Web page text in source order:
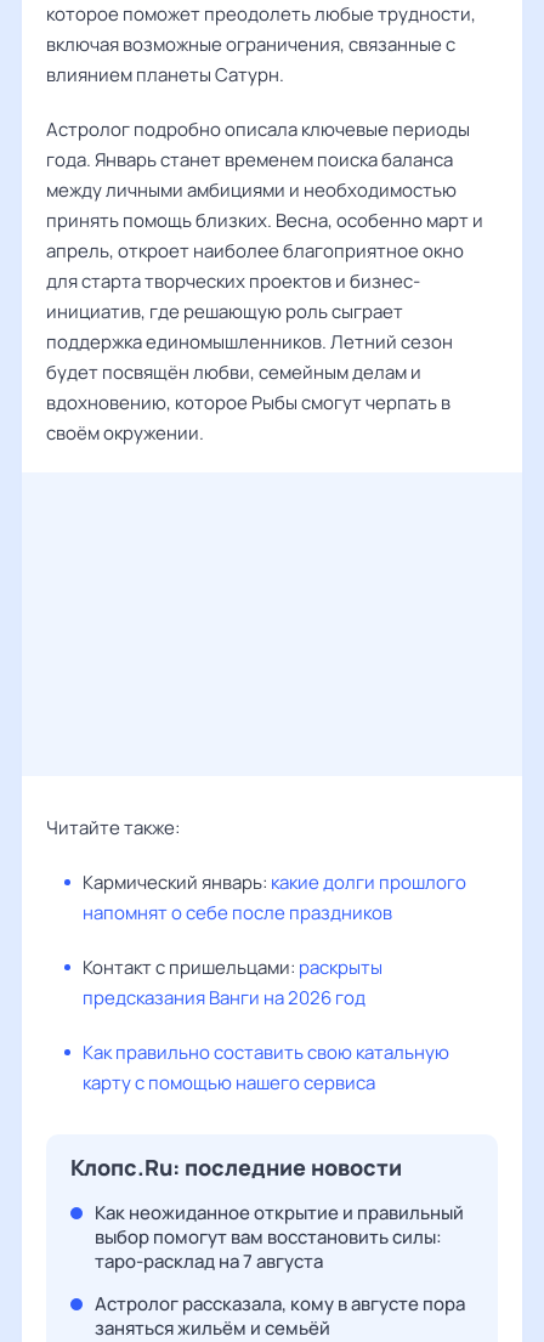
которое поможет преодолеть любые трудности,
включая возможные ограничения, связанные с
влиянием планеты Сатурн.
Астролог подробно описала ключевые периоды
года. Январь станет временем поиска баланса
между личными амбициями и необходимостью
принять помощь близких. Весна, особенно март и
апрель, откроет наиболее благоприятное окно
для старта творческих проектов и бизнес-
инициатив, где решающую роль сыграет
поддержка единомышленников. Летний сезон
будет посвящён любви, семейным делам и
вдохновению, которое Рыбы смогут черпать в
своём окружении.
Читайте также:
Кармический январь: какие долги прошлого
напомнят о себе после праздников
Контакт с пришельцами: раскрыты
предсказания Ванги на 2026 год
Как правильно составить свою катальную
карту с помощью нашего сервиса
Клопс.Ru: последние новости
Как неожиданное открытие и правильный
выбор помогут вам восстановить силы:
таро-расклад на 7 августа
Астролог рассказала, кому в августе пора
заняться жильём и семьёй